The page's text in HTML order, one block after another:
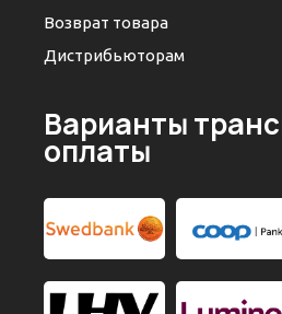
Возврат товара
Дистрибьюторам
Варианты
оплаты